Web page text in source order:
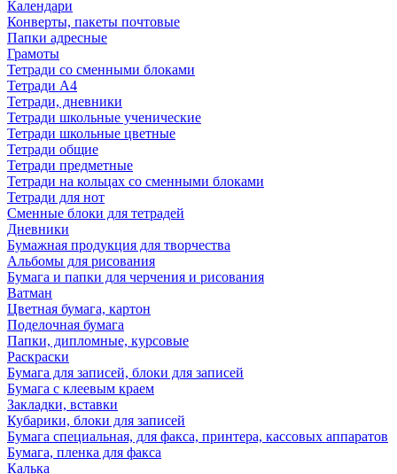
Календари
Конверты, пакеты почтовые
Папки адресные
Грамоты
Тетради со сменными блоками
Тетради А4
Тетради, дневники
Тетради школьные ученические
Тетради школьные цветные
Тетради общие
Тетради предметные
Тетради на кольцах со сменными блоками
Тетради для нот
Сменные блоки для тетрадей
Дневники
Бумажная продукция для творчества
Альбомы для рисования
Бумага и папки для черчения и рисования
Ватман
Цветная бумага, картон
Поделочная бумага
Папки, дипломные, курсовые
Раскраски
Бумага для записей, блоки для записей
Бумага с клеевым краем
Закладки, вставки
Кубарики, блоки для записей
Бумага специальная, для факса, принтера, кассовых аппаратов
Бумага, пленка для факса
Калька